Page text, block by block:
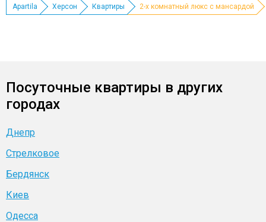
Apartila Херсон Квартиры 2-х комнатный люкс с мансардой
Посуточные квартиры в других
городах
Днепр
Стрелковое
Бердянск
Киев
Одесса